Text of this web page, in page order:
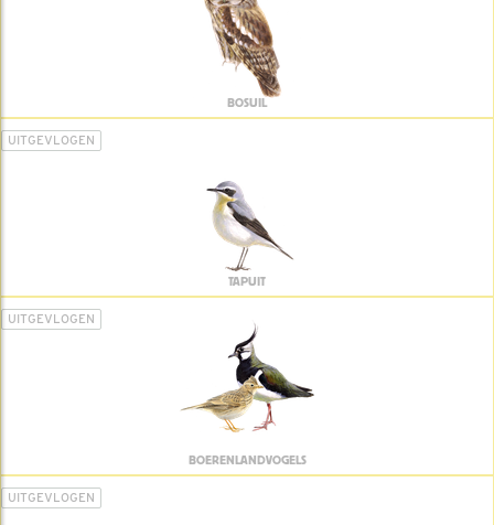
BOSUIL
UITGEVLOGEN
TAPUIT
UITGEVLOGEN
BOERENLANDVOGELS
UITGEVLOGEN